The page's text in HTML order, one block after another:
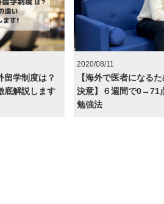
留学制度は？
底解説します
2020/08/11
【海外で医者になる
決意】６週間で0→71
勉強法